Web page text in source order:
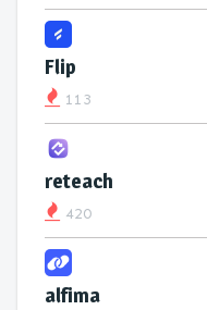
Flip
113
reteach
420
alfima